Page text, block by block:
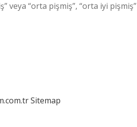
veya “orta pişmiş”, “orta iyi pişmiş”
Sitemap